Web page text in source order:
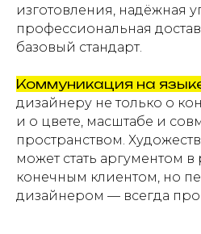
изготовления, надёжная
профессиональная
базовый стандарт.
Коммуникация на
дизайнеру не только о
и о цвете, масштабе и
пространством.
может стать аргументом в
конечным клиентом, но
дизайнером — всегда про